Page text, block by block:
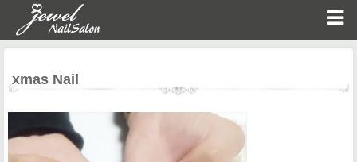
xmas Nail